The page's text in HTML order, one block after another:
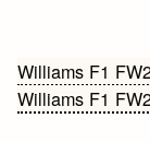
Bericht
navigatie
Williams F1
Williams F1